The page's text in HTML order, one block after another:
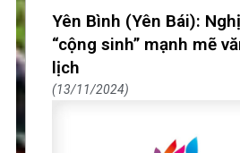
Yên Bình (Yên Bái):
“cộng sinh” mạnh mẽ
lịch
13/11/2024